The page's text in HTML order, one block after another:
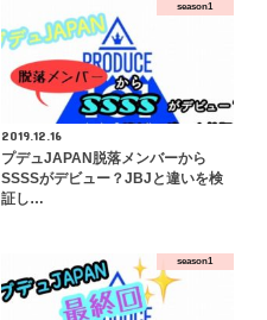
season1
2019.12.16
プデュJAPAN脱落メンバーから
SSSSがデビュー？JBJと違いを検
証し…
season1